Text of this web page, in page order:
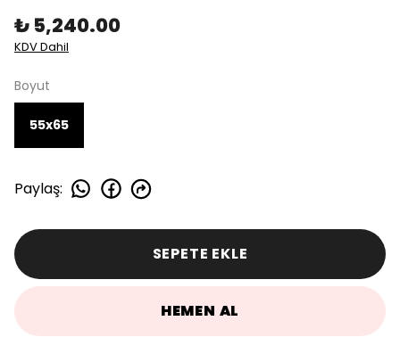
₺ 5,240.00
KDV Dahil
Boyut
55x65
Paylaş:
SEPETE EKLE
HEMEN AL